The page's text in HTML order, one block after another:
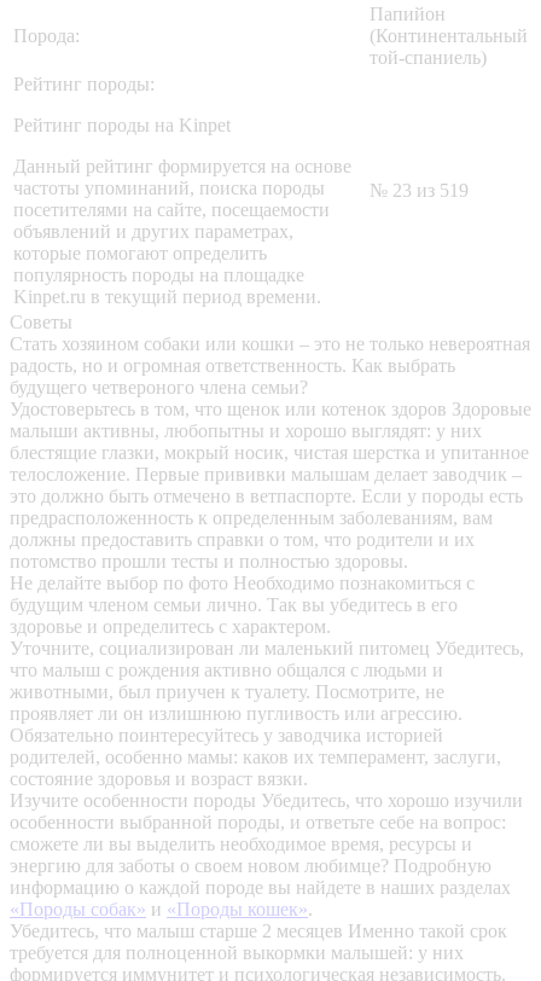
Порода:
Папийон
(Континентальный
той-спаниель)
Рейтинг породы:
Рейтинг породы на Kinpet
Данный рейтинг формируется на основе
частоты упоминаний, поиска породы
посетителями на сайте, посещаемости
объявлений и других параметрах,
которые помогают определить
популярность породы на площадке
Kinpet.ru в текущий период времени.
№ 23 из 519
Советы
Стать хозяином собаки или кошки – это не только невероятная
радость, но и огромная ответственность. Как выбрать
будущего четвероного члена семьи?
Удостоверьтесь в том, что щенок или котенок здоров Здоровые
малыши активны, любопытны и хорошо выглядят: у них
блестящие глазки, мокрый носик, чистая шерстка и упитанное
телосложение. Первые прививки малышам делает заводчик –
это должно быть отмечено в ветпаспорте. Если у породы есть
предрасположенность к определенным заболеваниям, вам
должны предоставить справки о том, что родители и их
потомство прошли тесты и полностью здоровы.
Не делайте выбор по фото Необходимо познакомиться с
будущим членом семьи лично. Так вы убедитесь в его
здоровье и определитесь с характером.
Уточните, социализирован ли маленький питомец Убедитесь,
что малыш с рождения активно общался с людьми и
животными, был приучен к туалету. Посмотрите, не
проявляет ли он излишнюю пугливость или агрессию.
Обязательно поинтересуйтесь у заводчика историей
родителей, особенно мамы: каков их темперамент, заслуги,
состояние здоровья и возраст вязки.
Изучите особенности породы Убедитесь, что хорошо изучили
особенности выбранной породы, и ответьте себе на вопрос:
сможете ли вы выделить необходимое время, ресурсы и
энергию для заботы о своем новом любимце? Подробную
информацию о каждой породе вы найдете в наших разделах
«Породы собак» и «Породы кошек».
Убедитесь, что малыш старше 2 месяцев Именно такой срок
требуется для полноценной выкормки малышей: у них
формируется иммунитет и психологическая независимость.